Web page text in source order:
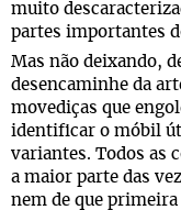
muito
partes importantes
Mas não deixando,
desencaminhe da
movediças que
identificar o móbil
variantes. Todos as
a maior parte das
nem de que